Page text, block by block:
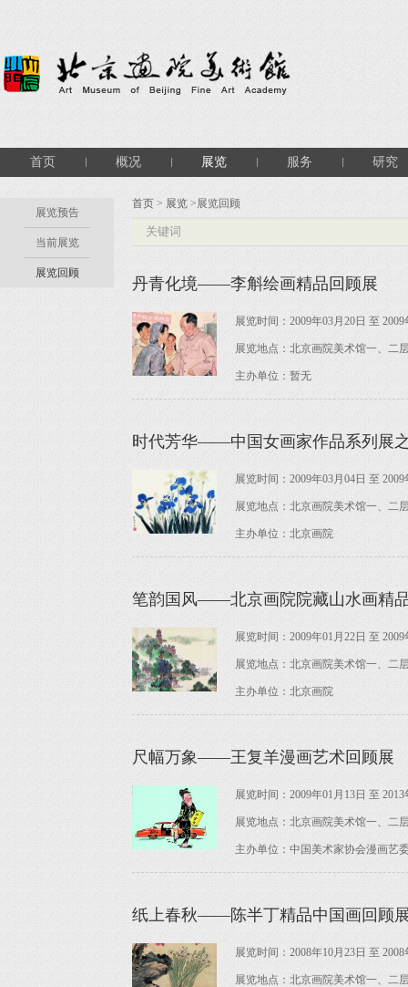
首页 概况 展览 服务 研究
展览预告
当前展览
展览回顾
首页 > 展览 >展览回顾
丹青化境——李斛绘画精品回顾展
展览时间：2009年03月20日 至 2009
展览地点：北京画院美术馆一、二
主办单位：暂无
时代芳华——中国女画家作品系列展
展览时间：2009年03月04日 至 2009
展览地点：北京画院美术馆一、二
主办单位：北京画院
笔韵国风——北京画院院藏山水画精
展览时间：2009年01月22日 至 2009
展览地点：北京画院美术馆一、二
主办单位：北京画院
尺幅万象——王复羊漫画艺术回顾展
展览时间：2009年01月13日 至 2013
展览地点：北京画院美术馆一、二
主办单位：中国美术家协会漫画艺
纸上春秋——陈半丁精品中国画回顾
展览时间：2008年10月23日 至 2008
展览地点：北京画院美术馆一、二